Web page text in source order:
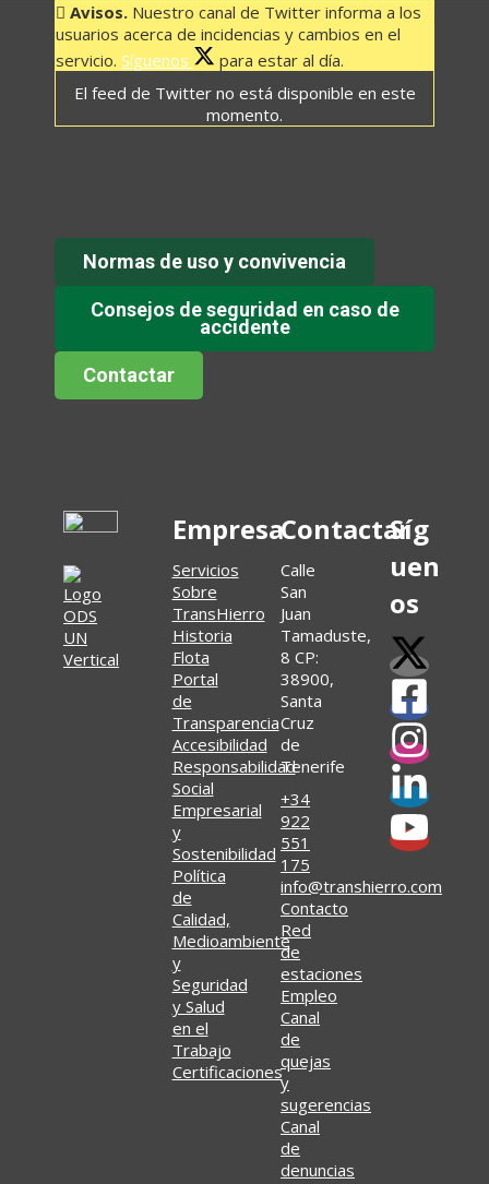
Avisos. Nuestro canal de Twitter informa a los
usuarios acerca de incidencias y cambios en el
servicio. Síguenos
para estar al día.
El feed de Twitter no está disponible en este
momento.
Normas de uso y convivencia
Consejos de seguridad en caso de
accidente
Contactar
Empresa
Servicios
Sobre
TransHierro
Historia
Flota
Portal
de
Transparencia
Accesibilidad
Responsabilidad
Social
Empresarial
y
Sostenibilidad
Política
de
Calidad,
Medioambiente
y
Seguridad
y Salud
en el
Trabajo
Certificaciones
Contactar
Calle
San
Juan
Tamaduste,
8 CP:
38900,
Santa
Cruz
de
Tenerife
+34
922
551
175
info@transhierro.com
Contacto
Red
de
estaciones
Empleo
Canal
de
quejas
y
sugerencias
Canal
de
denuncias
Síg
uen
os